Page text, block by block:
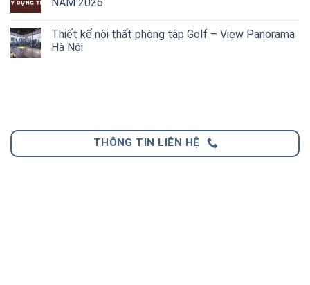
Thiết kế nội thất phòng tập Golf – View Panorama
Hà Nội
THÔNG TIN LIÊN HỆ